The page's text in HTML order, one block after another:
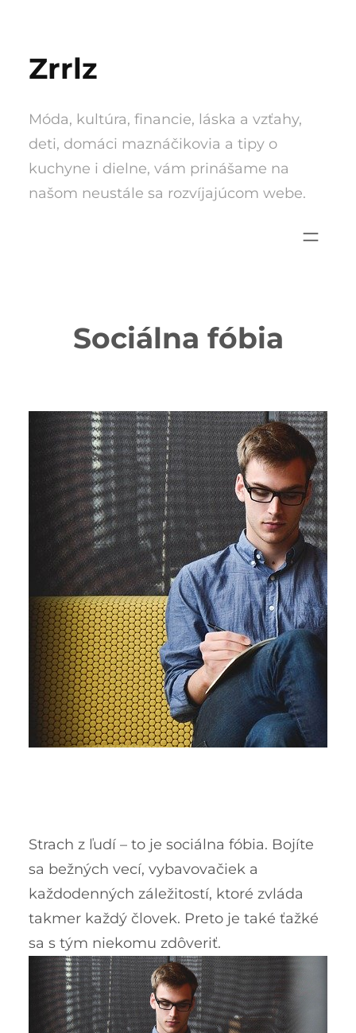
content
Zrrlz
Móda, kultúra, financie, láska a vzťahy,
deti, domáci maznáčikovia a tipy o
kuchyne i dielne, vám prinášame na
našom neustále sa rozvíjajúcom webe.
Sociálna fóbia
Strach z ľudí – to je sociálna fóbia. Bojíte
sa bežných vecí, vybavovačiek a
každodenných záležitostí, ktoré zvláda
takmer každý človek. Preto je také ťažké
sa s tým niekomu zdôveriť.